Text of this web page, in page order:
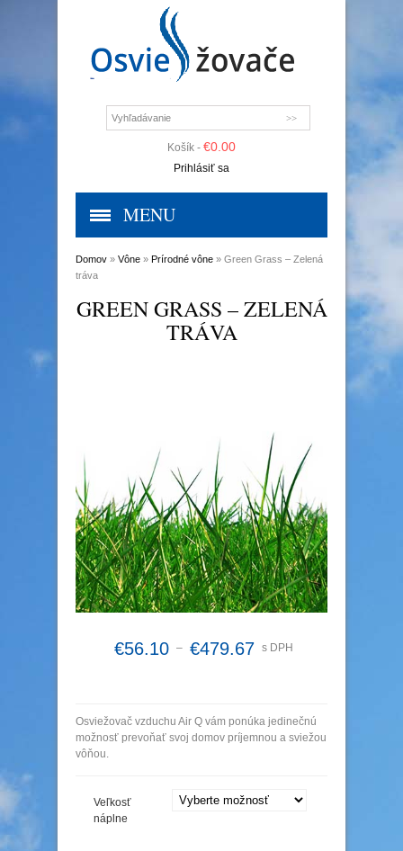
Košík - €0.00
Prihlásiť sa
MENU
Domov » Vône » Prírodné vône » Green Grass – Zelená
tráva
GREEN GRASS – ZELENÁ
TRÁVA
€56.10 – €479.67 s DPH
Osviežovač vzduchu Air Q vám ponúka jedinečnú
možnosť prevoňať svoj domov príjemnou a sviežou
vôňou.
Veľkosť
náplne